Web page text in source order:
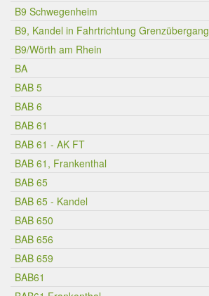
B9 Schwegenheim
B9, Kandel in Fahrtrichtung Grenzübergang
B9/Wörth am Rhein
BA
BAB 5
BAB 6
BAB 61
BAB 61 - AK FT
BAB 61, Frankenthal
BAB 65
BAB 65 - Kandel
BAB 650
BAB 656
BAB 659
BAB61